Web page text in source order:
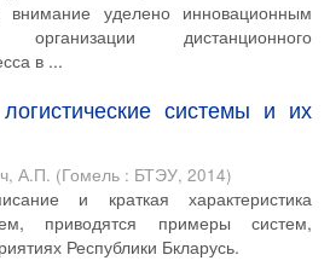
внимание уделено инновационным
дистанционного
в ...
системы и их
А.П. (Гомель : БТЭУ, 2014)
и краткая характеристика
приводятся примеры систем,
Республики Бкларусь.